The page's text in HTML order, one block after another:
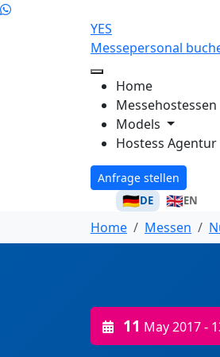
YES
Messepersonal
Home
Messehostessen
Models
Hostess Agentur
Anfrage stellen
🇩🇪DE 🇬🇧EN
Home Messen
11 May 2017-